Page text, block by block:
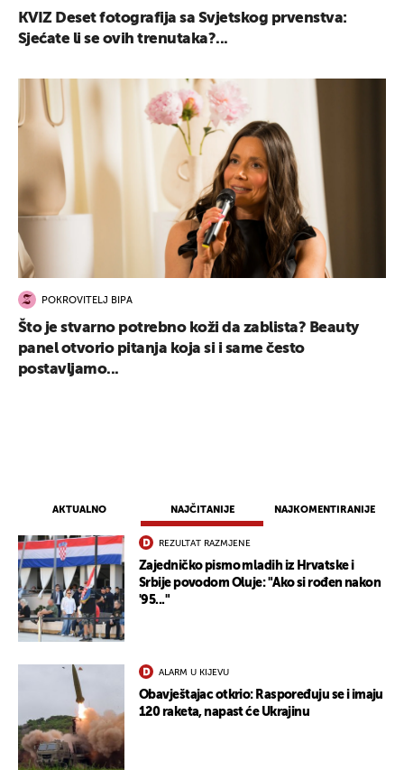
AKTUALNO NAJČITANIJE NAJKOMENTIRANIJE
REZULTAT RAZMJENE
Zajedničko pismo mladih iz Hrvatske i
Srbije povodom Oluje: "Ako si rođen nakon
'95..."
ALARM U KIJEVU
Obavještajac otkrio: Raspoređuju se i imaju
120 raketa, napast će Ukrajinu
KVIZ Deset fotografija sa Svjetskog prvenstva:
Sjećate li se ovih trenutaka?...
POKROVITELJ BIPA
Što je stvarno potrebno koži da zablista? Beauty
panel otvorio pitanja koja si i same često
postavljamo...